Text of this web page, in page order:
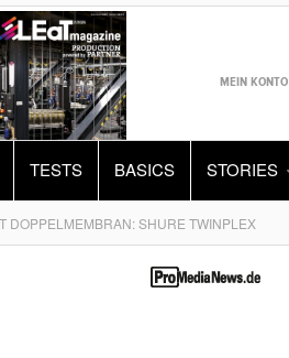
MEIN KONTO
TESTS BASICS STORIES
DOPPELMEMBRAN: SHURE TWINPLEX